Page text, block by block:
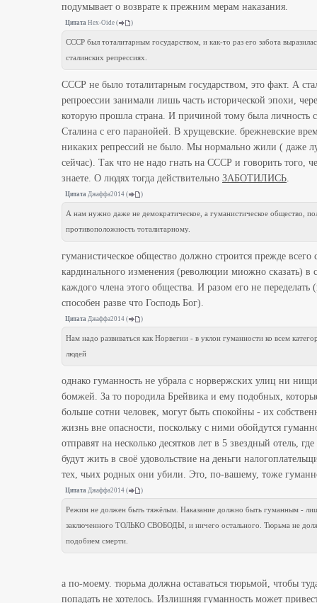
подумывает о возврате к прежним мерам наказания.
Цитата Hex-Oide ( )
СССР был тоталитарным государством, и как-то раз его забота
сталинских репрессиях.
СССР не было тоталитарным государством, это факт. А
репроессии занимали лишь часть исторической эпохи,
которую прошла страна. И причиной тому была личность
Сталина с его паранойей. В хрущевские. брежневские
никаких репрессий не было. Мы нормально жили ( даже
сейчас). Так что не надо гнать на СССР и говорить того,
знаете. О людях тогда действительно ЗАБОТИЛИСЬ.
Цитата Джаффа2014 ( )
А нам нужно даже не демократическое, а гуманистическое общество,
противоположность тоталитарному.
гуманистическое общество должно строится прежде всего
кардинального изменения (революции миожно сказать) в
каждого члена этого общества. И разом его не переделать
способен разве что Господь Бог).
Цитата Джаффа2014 ( )
Нам надо развиваться как Норвегии - в уклон гуманности ко всем
людей
однако гуманность не убрала с норвержских улиц ни
бомжей. За то породила Брейвика и ему подобных,
больше сотни человек, могут быть спокойны - их
жизнь вне опасности, поскольку с ними обойдутся
отправят на несколько десятков лет в 5 звездный отель,
будут жить в своё удовольствие на деньги
тех, чьих родных они убили. Это, по-вашему, тоже
Цитата Джаффа2014 ( )
Режим не должен быть тяжёлым. Наказание должно быть гуманным -
заключенного ТОЛЬКО СВОБОДЫ, и ничего остального. Тюрьма не
подобием смерти.
а по-моему. тюрьма должна оставаться тюрьмой, чтобы
попадать не хотелось. Излишняя гуманность может